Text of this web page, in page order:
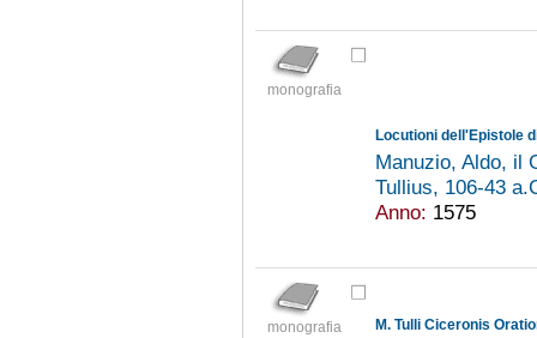
monografia
Locutioni dell'Epistole
Manuzio, Aldo, il
Tullius, 106-43
Anno: 1575
monografia